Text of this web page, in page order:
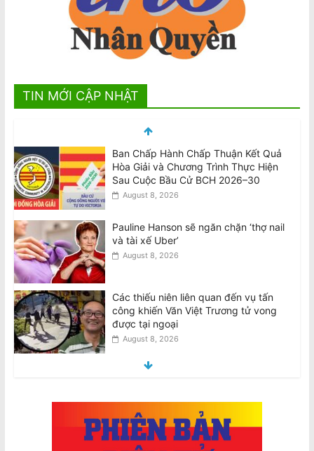
TIN MỚI CẬP NHẬT
Pauline Hanson sẽ ngăn chặn ‘thợ nail
và tài xế Uber’
August 8, 2026
Các thiếu niên liên quan đến vụ tấn
công khiến Văn Việt Trương tử vong
được tại ngoại
Teens involved in fatal attack on Van
Viet Truong freed on bail
August 8, 2026
VIDEO: ATSB điều tra 2 máy bay
Thiên Nguyễn bị buộc tội giết phụ nữ